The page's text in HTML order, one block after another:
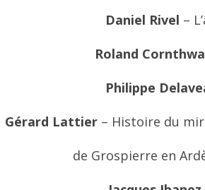
Daniel Rivel –
Roland
Philippe
Gérard Lattier– Histoire du
de Grospierre en